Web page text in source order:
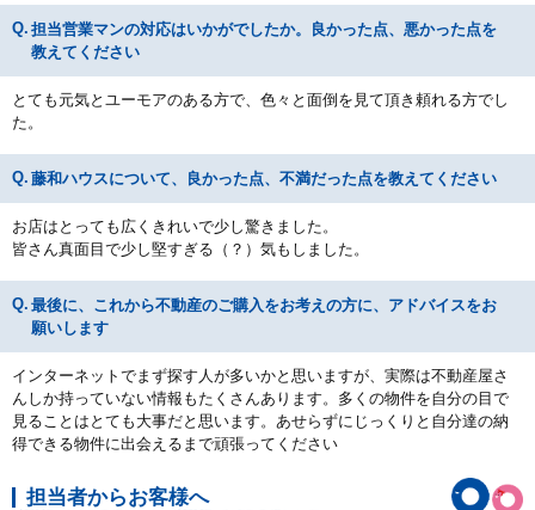
担当営業マンの対応はいかがでしたか。良かった点、悪かった点を
教えてください
とても元気とユーモアのある方で、色々と面倒を見て頂き頼れる方でし
た。
藤和ハウスについて、良かった点、不満だった点を教えてください
お店はとっても広くきれいで少し驚きました。
皆さん真面目で少し堅すぎる（？）気もしました。
最後に、これから不動産のご購入をお考えの方に、アドバイスをお
願いします
インターネットでまず探す人が多いかと思いますが、実際は不動産屋さ
んしか持っていない情報もたくさんあります。多くの物件を自分の目で
見ることはとても大事だと思います。あせらずにじっくりと自分達の納
得できる物件に出会えるまで頑張ってください
担当者からお客様へ